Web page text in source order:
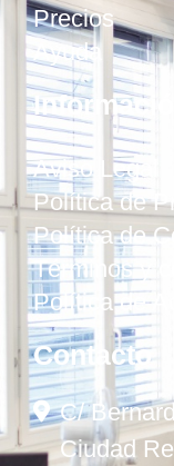
Precios
Ayuda
Aviso Legal
Política de
Política de
Términos y
Política de
Contacto
C/
Ciudad